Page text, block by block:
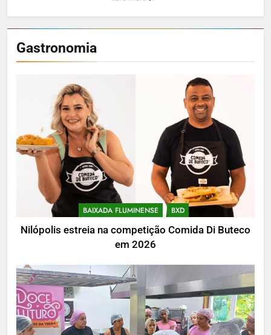
Gastronomia
BAIXADA FLUMINENSE BXD
Nilópolis estreia na competição Comida Di Buteco
em 2026